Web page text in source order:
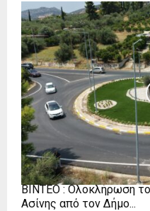
ΒΙΝΤΕΟ : Ολοκλήρωση
Ασίνης από τον Δήμο...